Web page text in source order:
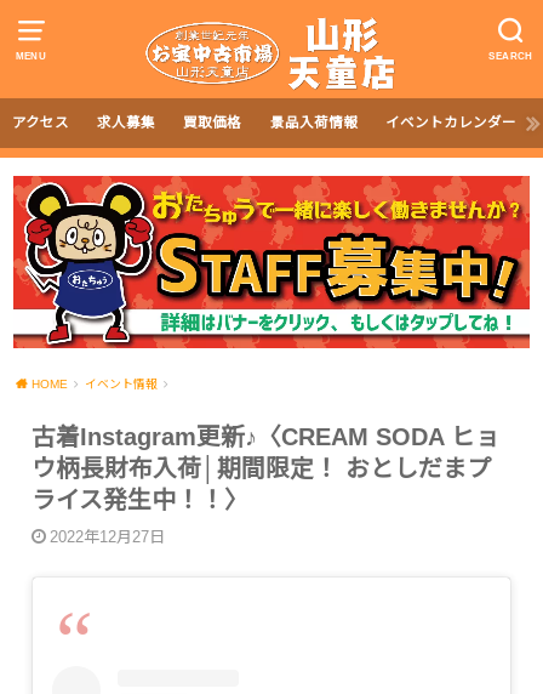
MENU SEARCH
アクセス 求人募集 買取価格 景品入荷情報 イベントカレンダー
HOME イベント情報
古着Instagram更新♪〈CREAM SODA ヒョ
ウ柄長財布入荷│期間限定！ おとしだまプ
ライス発生中！！〉
2022年12月27日